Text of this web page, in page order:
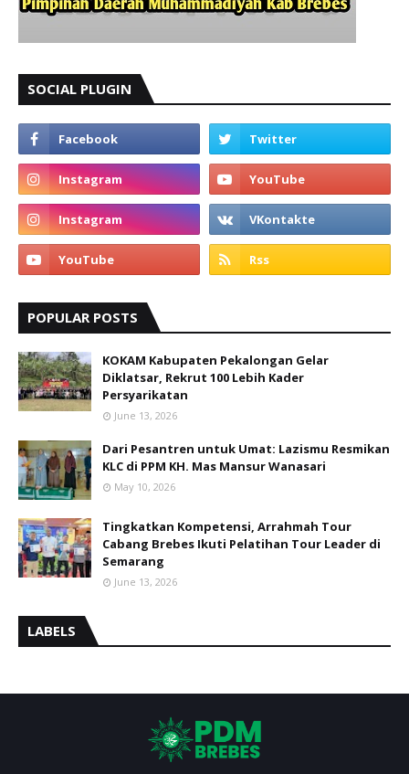
SOCIAL PLUGIN
POPULAR POSTS
KOKAM Kabupaten Pekalongan Gelar
Diklatsar, Rekrut 100 Lebih Kader
Persyarikatan
June 13, 2026
Dari Pesantren untuk Umat: Lazismu Resmikan
KLC di PPM KH. Mas Mansur Wanasari
May 10, 2026
Tingkatkan Kompetensi, Arrahmah Tour
Cabang Brebes Ikuti Pelatihan Tour Leader di
Semarang
June 13, 2026
LABELS